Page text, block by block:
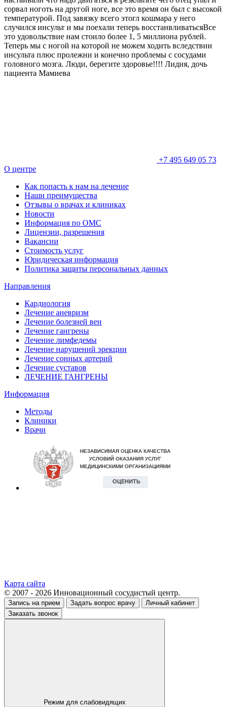
сорвал ноготь на другой ноге, все это время он был с высокой
температурой. Под завязку всего этогл кошмара у него
случился инсульт и мы поехали теперь восстанвливатьсяВсе
это удовольствие нам стоило более 1, 5 миллиона рублей.
Теперь мы с ногой на которой не можем ходить вследствии
инсульта плюс пролежни и конечно проблемы с сосудами
головного мозга. Люди, берегите здоровье!!!! Лидия, дочь
пациента Мамиева
+7 495 649 05 73
О центре
Как попасть к нам на лечение
Наши преимущества
Отзывы о врачах и клиниках
Новости
Информация по ОМС
Лицензии, разрешения
Вакансии
Стоимость услуг
Юридическая информация
Политика защиты персональных данных
Направления
Кардиология
Лечение аневризм
Лечение болезней вен
Лечение гангрены
Лечение лимфедемы
Лечение нарушений эрекции
Лечение сонных артерий
Лечение суставов
ЛЕЧЕНИЕ ГАНГРЕНЫ
Информация
Методы
Клиники
Врачи
Карта сайта
© 2007 - 2026 Инновационный сосудистый центр.
Запись на прием Задать вопрос врачу
Личный кабинет
Заказать звонок
Режим для слабовидящих